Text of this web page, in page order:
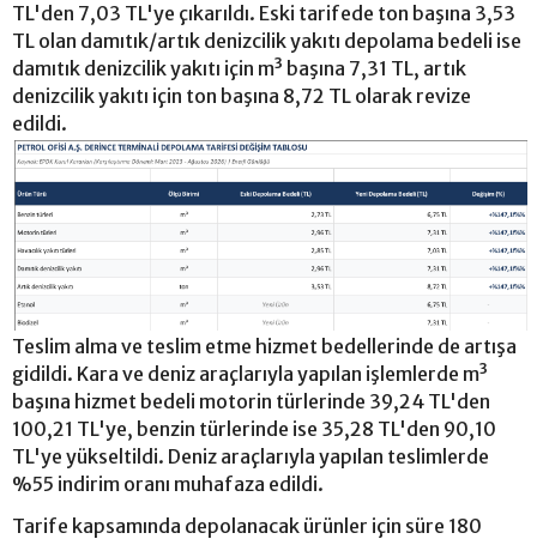
TL'den 7,03 TL'ye çıkarıldı. Eski tarifede ton başına 3,53
TL olan damıtık/artık denizcilik yakıtı depolama bedeli ise
damıtık denizcilik yakıtı için m³ başına 7,31 TL, artık
denizcilik yakıtı için ton başına 8,72 TL olarak revize
edildi.
Teslim alma ve teslim etme hizmet bedellerinde de artışa
gidildi. Kara ve deniz araçlarıyla yapılan işlemlerde m³
başına hizmet bedeli motorin türlerinde 39,24 TL'den
100,21 TL'ye, benzin türlerinde ise 35,28 TL'den 90,10
TL'ye yükseltildi. Deniz araçlarıyla yapılan teslimlerde
%55 indirim oranı muhafaza edildi.
Tarife kapsamında depolanacak ürünler için süre 180